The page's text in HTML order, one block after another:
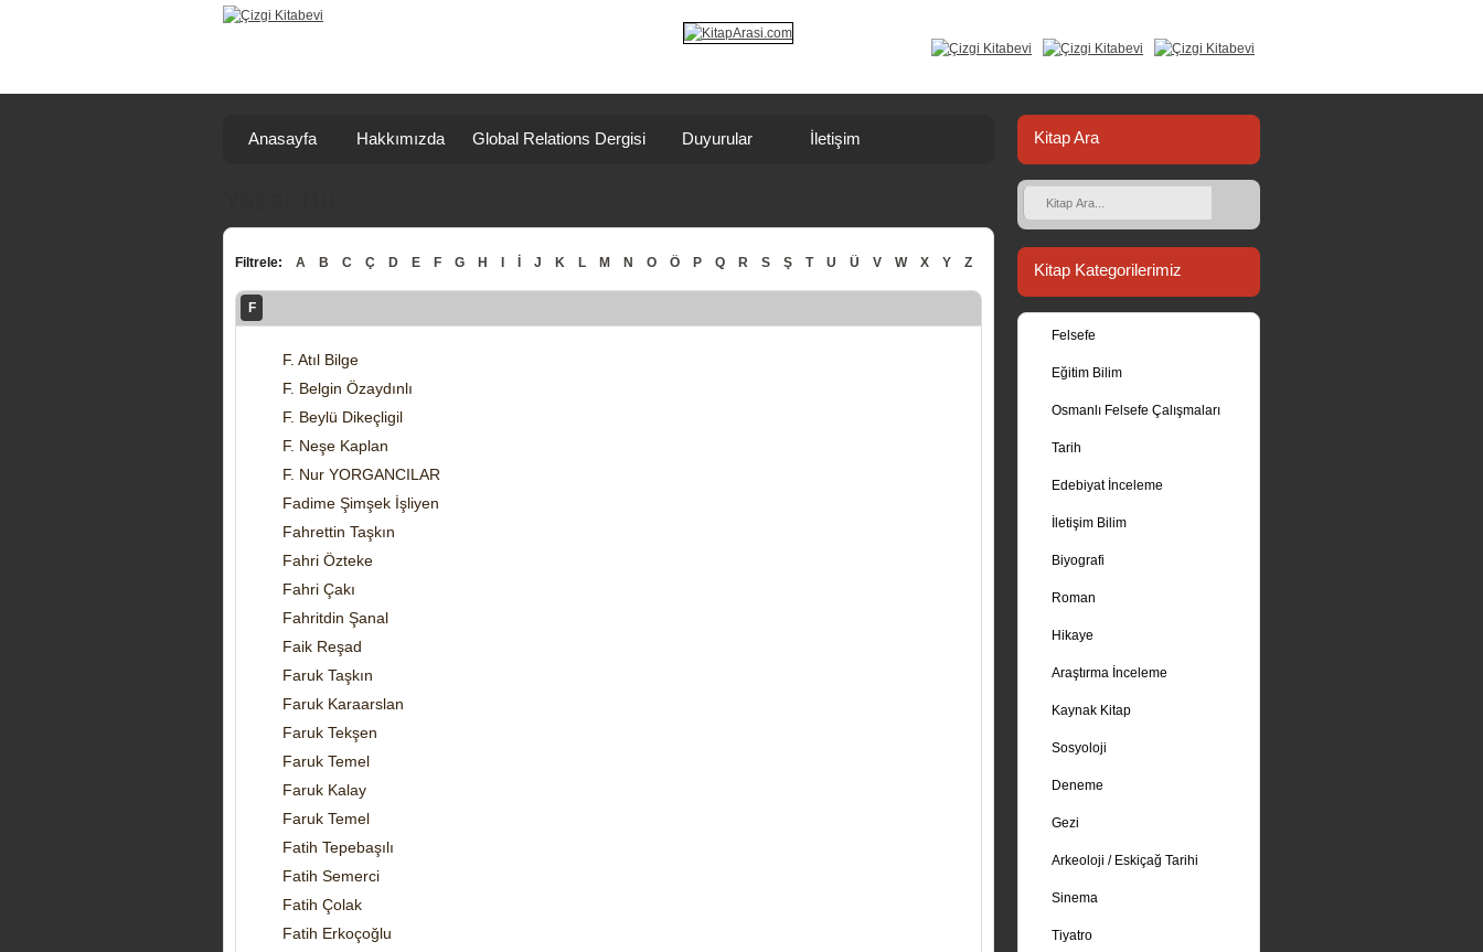
Kitap Ara
Kitap Kategorilerimiz
Felsefe
Eğitim Bilim
Osmanlı Felsefe Çalışmaları
Tarih
Edebiyat İnceleme
İletişim Bilim
Biyografi
Roman
Hikaye
Araştırma İnceleme
Kaynak Kitap
Sosyoloji
Deneme
Gezi
Arkeoloji / Eskiçağ Tarihi
Sinema
Tiyatro
Anasayfa Hakkımızda Global Relations Dergisi Duyurular İletişim
Filtrele: A B C Ç D E F G H J K L M N O Ö P Q R S Ş T U Ü V W X Y Z
F
F. Atıl Bilge
F. Belgin Özaydınlı
F. Beylü Dikeçligil
F. Neşe Kaplan
F. Nur YORGANCILAR
Fadime Şimşek İşliyen
Fahrettin Taşkın
Fahri Özteke
Fahri Çakı
Fahritdin Şanal
Faik Reşad
Faruk Taşkın
Faruk Karaarslan
Faruk Tekşen
Faruk Temel
Faruk Kalay
Faruk Temel
Fatih Tepebaşılı
Fatih Semerci
Fatih Çolak
Fatih Erkoçoğlu